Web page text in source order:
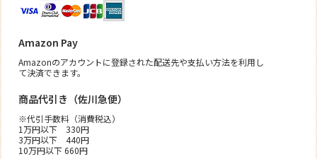
Amazon Pay
Amazonのアカウントに登録された配送先や支払い方法を利用し
て決済できます。
商品代引き（佐川急便）
※代引手数料（消費税込）
1万円以下 330円
3万円以下 440円
10万円以下 660円